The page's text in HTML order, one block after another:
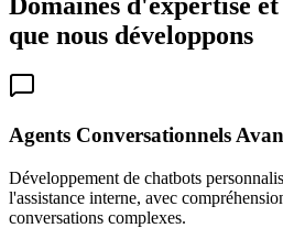
que nous développons
Agents Conversationnels
Développement de chatbots
l'assistance interne, avec
conversations complexes.